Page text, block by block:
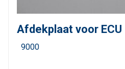
Afdekplaat voor ECU
9000